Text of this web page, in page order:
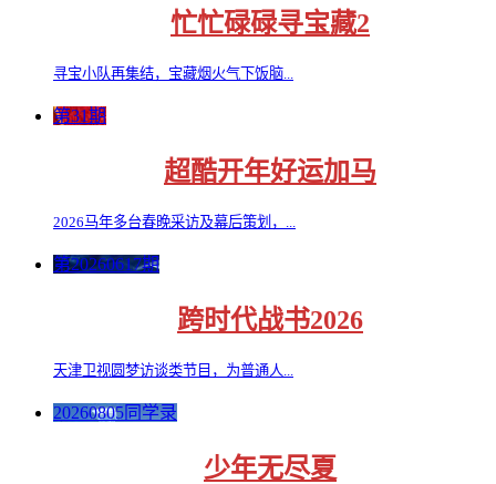
忙忙碌碌寻宝藏2
寻宝小队再集结，宝藏烟火气下饭脑...
第31期
超酷开年好运加马
2026马年多台春晚采访及幕后策划，...
第20260617期
跨时代战书2026
天津卫视圆梦访谈类节目，为普通人...
20260805同学录
少年无尽夏